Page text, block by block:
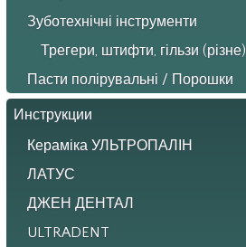
Зуботехнічні інструменти
Трегери, штифти, гільзи (різне)
Пасти полірувальні / Порошки
Инструкции
Кераміка УЛЬТРОПАЛІН
ЛАТУС
ДЖЕН ДЕНТАЛ
ULTRADENT